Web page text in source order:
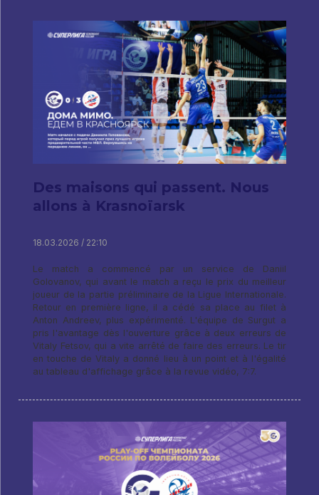
Des maisons qui passent. Nous
allons à Krasnoïarsk
18.03.2026 / 22:10
Le match a commencé par un service de Daniil
Golovanov, qui avant le match a reçu le prix du meilleur
joueur de la partie préliminaire de la Ligue Internationale.
Retour en première ligne, il a cédé sa place au filet à
Anton Andreev, plus expérimenté. L'équipe de Surgut a
pris l'avantage dès l'ouverture grâce à deux erreurs de
Vitaly Fetsov, qui a vite arrêté de faire des erreurs. Le tir
en touche de Vitaly a donné lieu à un point et à l'égalité
au tableau d'affichage grâce à la revue vidéo, 7:7.